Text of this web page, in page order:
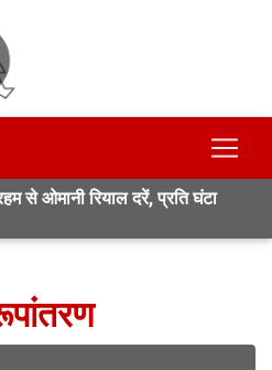
से ओमानी रियाल दरें, प्रति घंटा